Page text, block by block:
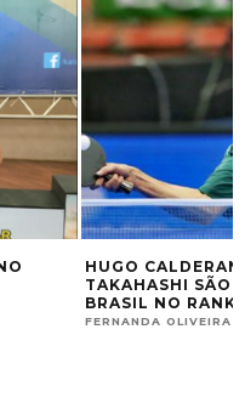
HUGO
TAKAHASHI SÃO
BRASIL NO
FERNANDA OLIVEIRA